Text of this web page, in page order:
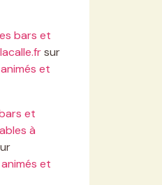
bars et
sur
et
et
à
et